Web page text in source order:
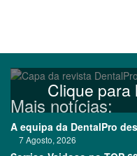
Clique para
Mais notícias:
A equipa da DentalPro
7 Agosto, 2026